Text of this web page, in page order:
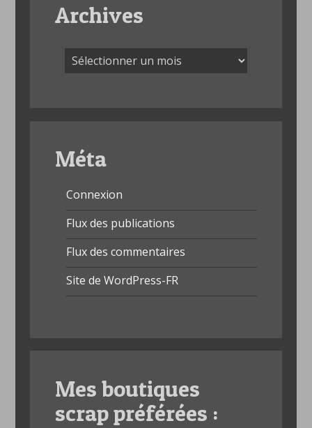
Archives
Archives
Méta
Connexion
Flux des publications
Flux des commentaires
Site de WordPress-FR
Mes boutiques
scrap préférées :